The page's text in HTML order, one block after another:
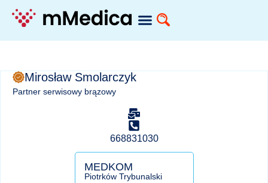
Mirosław Smolarczyk
Partner serwisowy brązowy
668831030
MEDKOM
Piotrków Trybunalski